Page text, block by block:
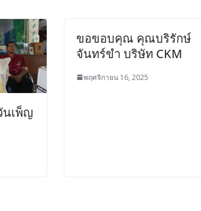
เพ็ญ
ขอขอบคุณ คุณบริรักษ์
จันทร์ขำ บริษัท CKM
พฤศจิกายน 16, 2025